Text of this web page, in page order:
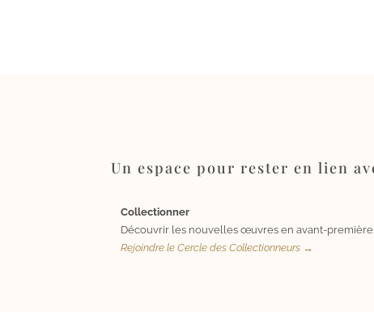
Un espace pour rester en lien
Collectionner
Découvrir les nouvelles œuvres en avant-première.
Rejoindre le Cercle des Collectionneurs →